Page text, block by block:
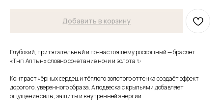
Добавить в корзину
Глубокий, притягательный и по-настоящему роскошный — браслет
«Түнгі Алтын» словно сочетание ночи и золота ✨
Контраст чёрных сердец и тёплого золотого оттенка создаёт эффект
дорогого, уверенного образа. А подвеска с крыльями добавляет
ощущение силы, защиты и внутренней энергии.